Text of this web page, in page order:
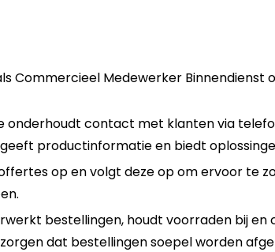
Commercieel Medewerker Binnendienst
onderhoudt contact met klanten via
productinformatie en biedt
op en volgt deze op om ervoor te
bestellingen, houdt voorraden bij
dat bestellingen soepel worden